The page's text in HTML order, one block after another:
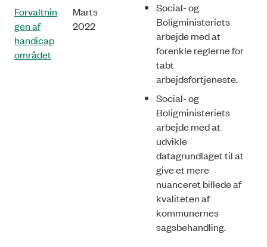
Forvaltnin
gen af
handicap
området
Marts
2022
Social- og
Boligministeriets
arbejde med at
forenkle reglerne for
tabt
arbejdsfortjeneste.
Social- og
Boligministeriets
arbejde med at
udvikle
datagrundlaget til at
give et mere
nuanceret billede af
kvaliteten af
kommunernes
sagsbehand­ling.